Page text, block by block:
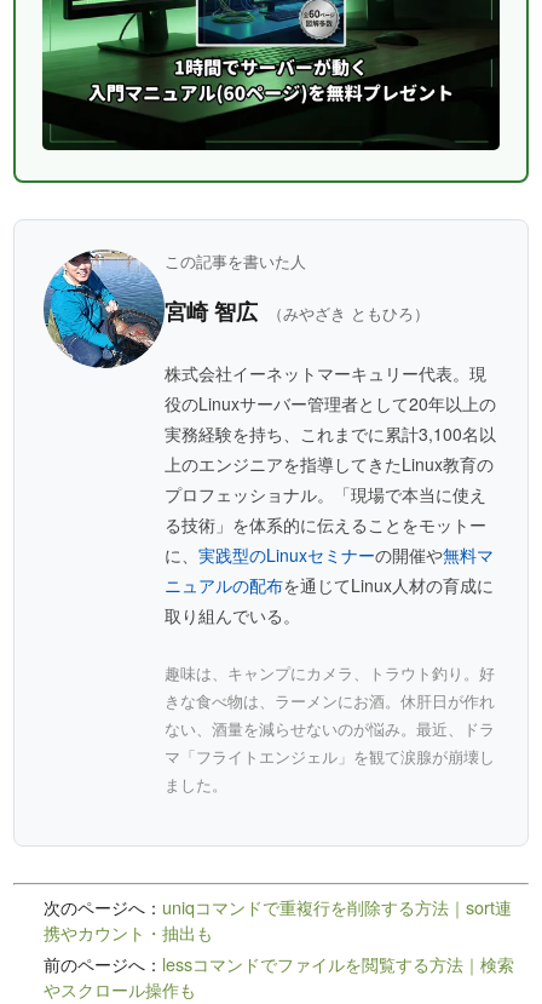
この記事を書いた人
宮崎 智広 （みやざき ともひろ）
株式会社イーネットマーキュリー代表。現
役のLinuxサーバー管理者として20年以上の
実務経験を持ち、これまでに累計3,100名以
上のエンジニアを指導してきたLinux教育の
プロフェッショナル。「現場で本当に使え
る技術」を体系的に伝えることをモットー
に、実践型のLinuxセミナーの開催や無料マ
ニュアルの配布を通じてLinux人材の育成に
取り組んでいる。
趣味は、キャンプにカメラ、トラウト釣り。好
きな食べ物は、ラーメンにお酒。休肝日が作れ
ない、酒量を減らせないのが悩み。最近、ドラ
マ「フライトエンジェル」を観て涙腺が崩壊し
ました。
次のページへ： uniqコマンドで重複行を削除する方法｜sort連
携やカウント・抽出も
前のページへ： lessコマンドでファイルを閲覧する方法｜検索
やスクロール操作も